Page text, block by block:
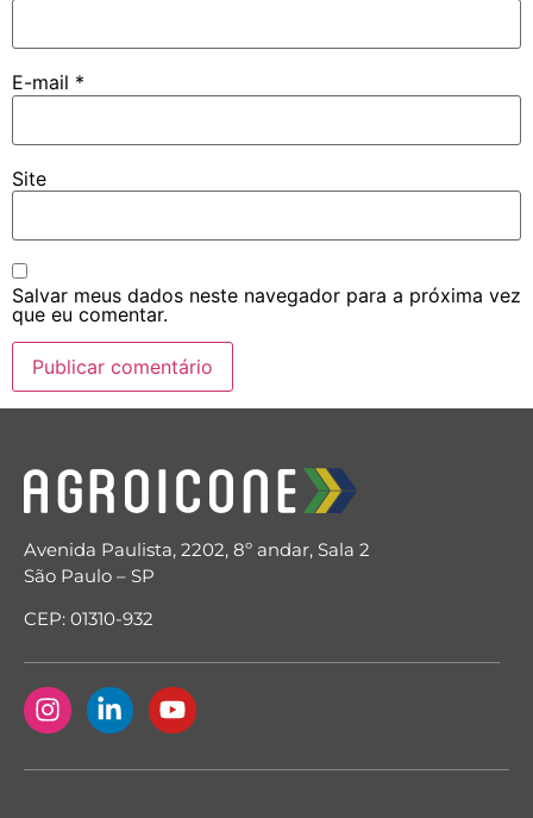
E-mail *
Site
Salvar meus dados neste navegador para a próxima vez
que eu comentar.
Avenida Paulista, 2202, 8º andar, Sala 2
São Paulo – SP
CEP: 01310-932